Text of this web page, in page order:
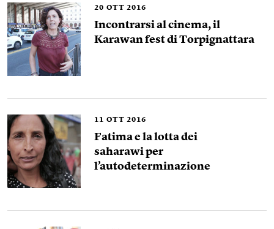
20 OTT 2016
Incontrarsi al cinema, il
Karawan fest di Torpignattara
11 OTT 2016
Fatima e la lotta dei
saharawi per
l’autodeterminazione